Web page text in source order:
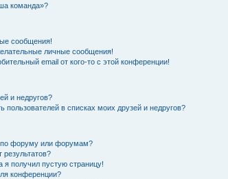
команда»?
сообщения!
личные сообщения!
email от кого-то с этой конференции!
и недругов?
пользователей в списках моих друзей и недругов?
по форуму или форумам?
я получил пустую страницу!
конференции?